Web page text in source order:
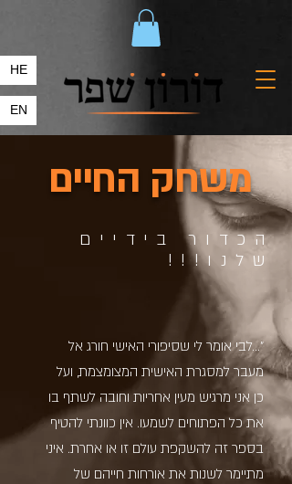
HE
EN
משחק החיים
הכדור בידיים
שלנו!!!
"…לבי אומר לי שסיפורי האישי חורג אל
מעבר למסגרת האישית המצומצמת, ועל
כן אני מרגיש מעין אחריות וחובה לשתף בו
את כל הפתוחים לשמעו. אין כוונתי להטיף
בספר זה להשקפת עולם זו או אחרת. איני
מתיימר לשנות את אורחות חייהם של